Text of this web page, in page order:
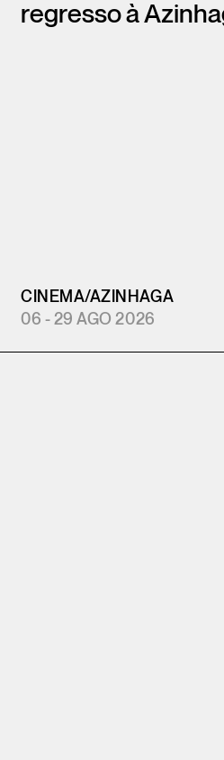
regresso à
CINEMA/AZINHAGA
06 - 29 AGO 2026